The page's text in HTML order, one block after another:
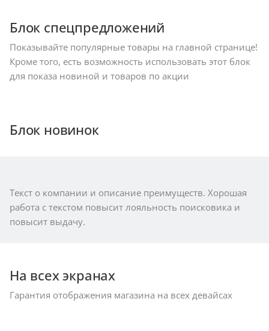
Блок спецпредложений
Показывайте популярные товары на главной странице!
Кроме того, есть возможность использовать этот блок
для показа новиной и товаров по акции
Блок новинок
Текст о компании и описание преимуществ. Хорошая
работа с текстом повысит лояльность поисковика и
повысит выдачу.
На всех экранах
Гарантия отображения магазина на всех девайсах